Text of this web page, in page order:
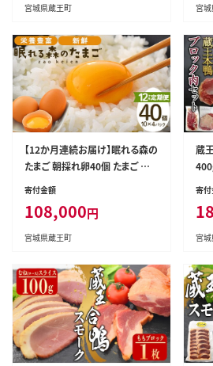
宮城県蔵王町 宮
【12か月連続お届け】眠れる森の
たまご 朝採れ卵40個 たまご タマ
ゴ 卵 鶏卵 濃厚 こだわり 新鮮 定
期便 【04301-0799】
寄付金額
108,000円
宮城県蔵王町
蔵
g）
寄
宮